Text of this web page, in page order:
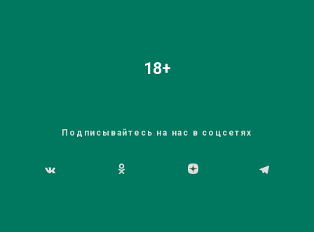
18+
Подписывайтесь на нас в соцсетях